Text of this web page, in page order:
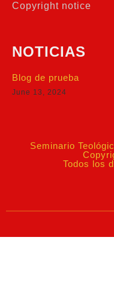
Copyright notice
NOTICIAS
Blog de prueba
June 13, 2024
Seminario
Todos los